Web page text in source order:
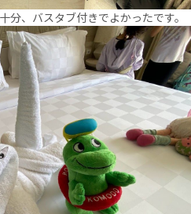
分、バスタブ付きでよかったです。